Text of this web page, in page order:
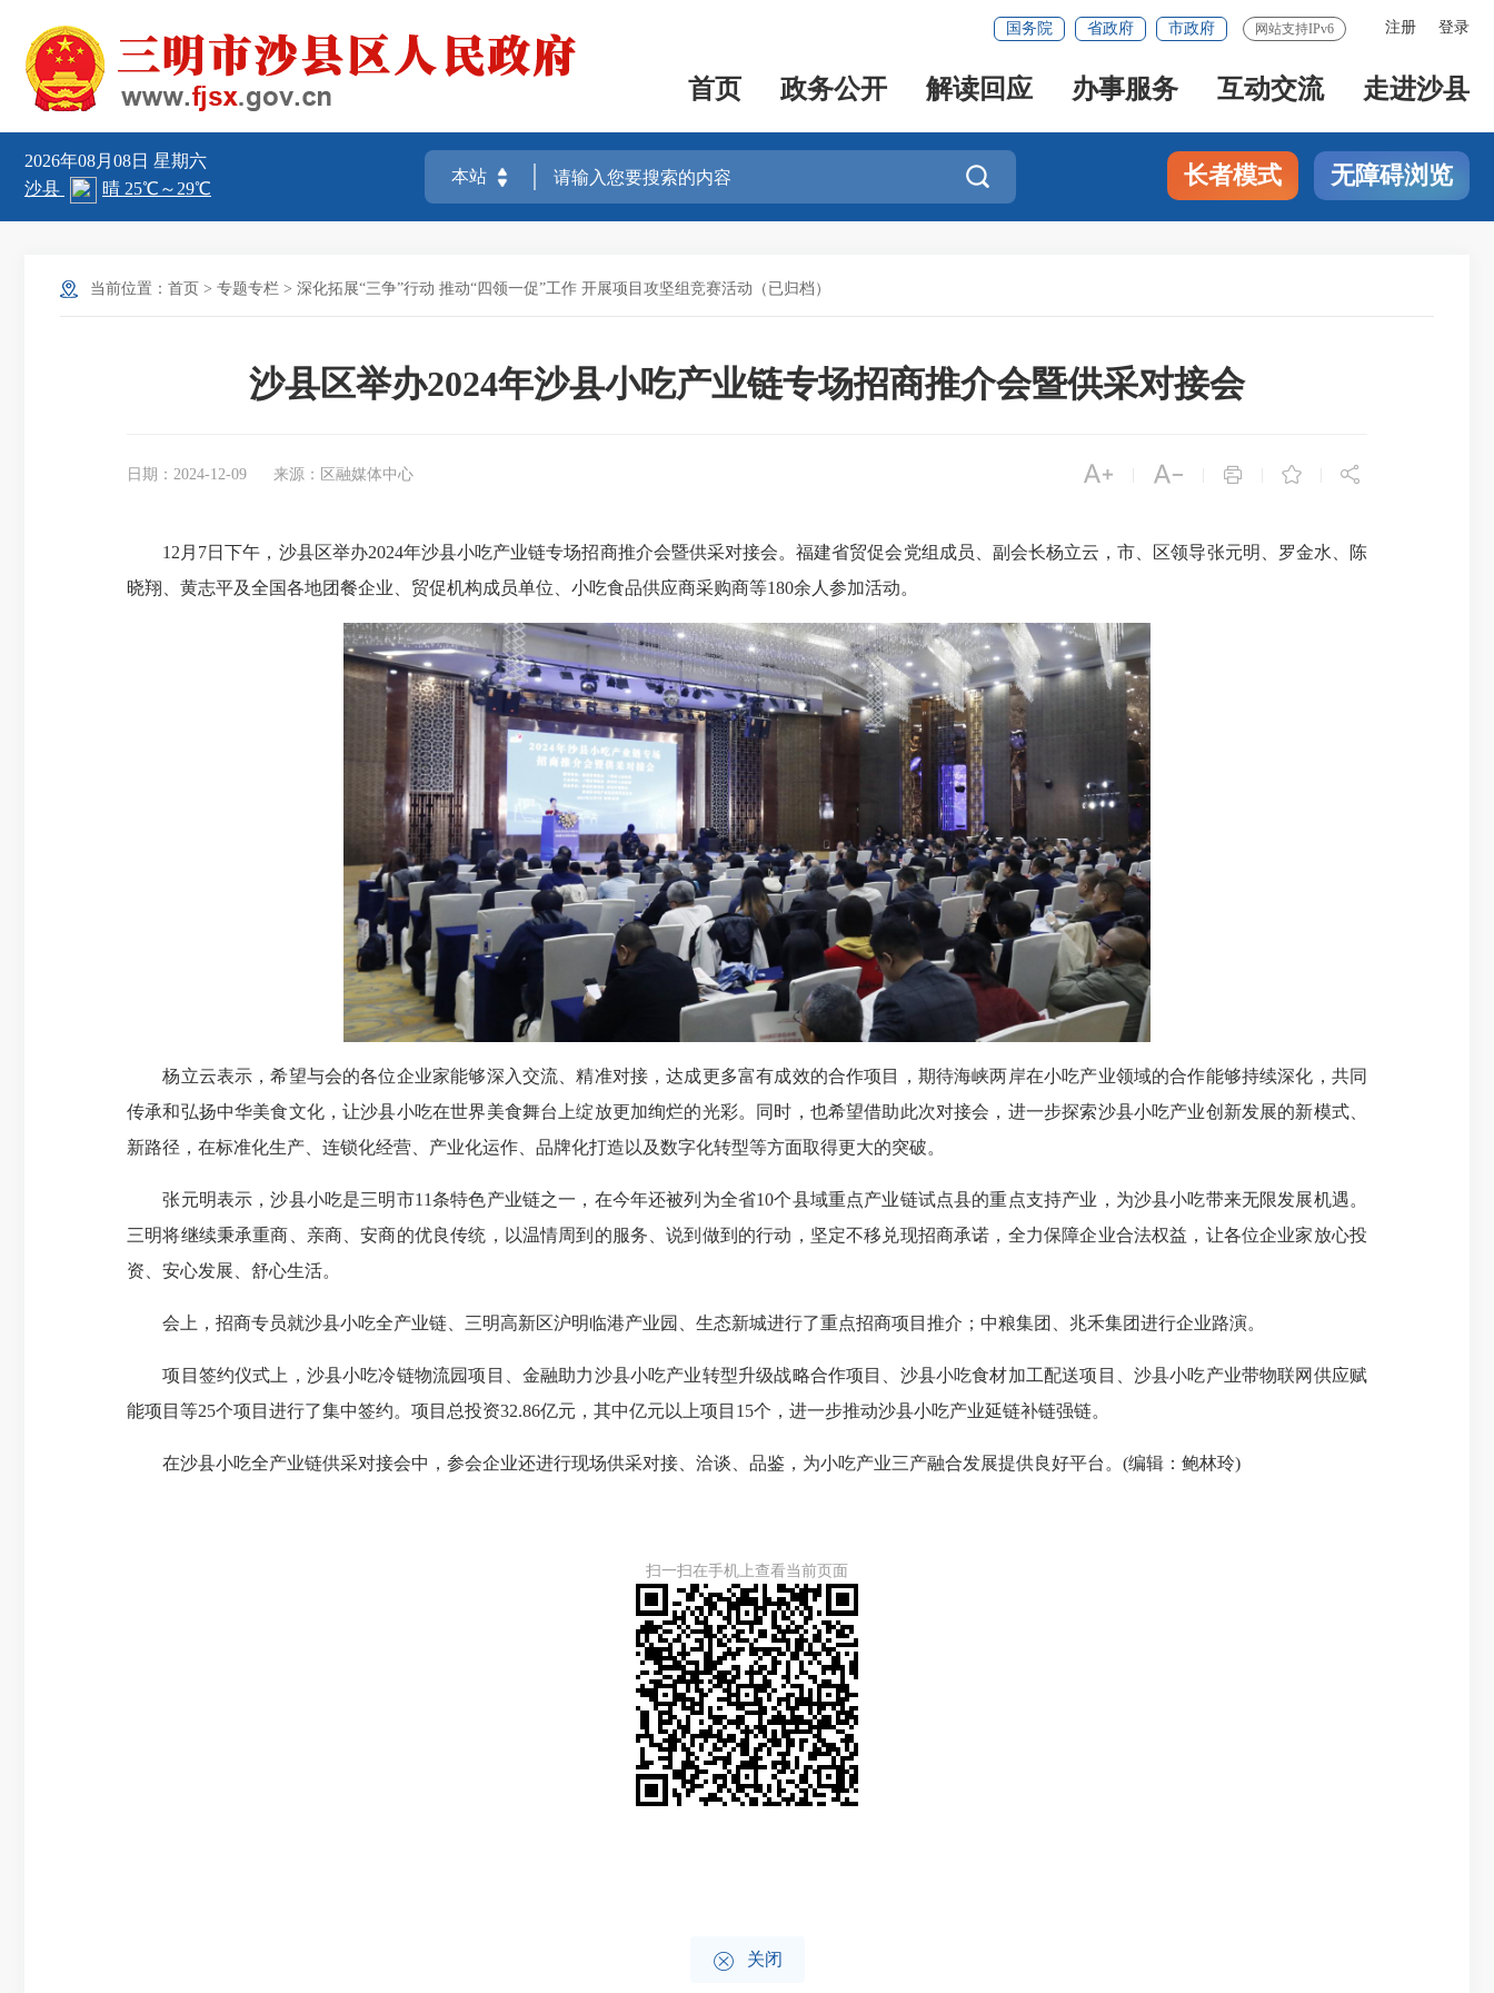
注册 登录
国务院 省政府 市政府 网站支持IPv6
首页 政务公开 解读回应 办事服务 互动交流 走进沙县
2026年08月08日 星期六
 长者模式 无障碍浏览
当前位置： 首页 > 专题专栏 > 深化拓展“三争”行动 推动“四领一促”工作 开展项目攻坚组竞赛活动（已归档）
沙县区举办2024年沙县小吃产业链专场招商推介会暨供采对接会
日期：2024-12-09 来源：区融媒体中心     
12月7日下午，沙县区举办2024年沙县小吃产业链专场招商推介会暨供采对接会。福建省贸促会党组成员、副会长杨立云，市、区领导张元明、罗金水、陈
晓翔、黄志平及全国各地团餐企业、贸促机构成员单位、小吃食品供应商采购商等180余人参加活动。
杨立云表示，希望与会的各位企业家能够深入交流、精准对接，达成更多富有成效的合作项目，期待海峡两岸在小吃产业领域的合作能够持续深化，共同
传承和弘扬中华美食文化，让沙县小吃在世界美食舞台上绽放更加绚烂的光彩。同时，也希望借助此次对接会，进一步探索沙县小吃产业创新发展的新模式、
新路径，在标准化生产、连锁化经营、产业化运作、品牌化打造以及数字化转型等方面取得更大的突破。
张元明表示，沙县小吃是三明市11条特色产业链之一，在今年还被列为全省10个县域重点产业链试点县的重点支持产业，为沙县小吃带来无限发展机遇。
三明将继续秉承重商、亲商、安商的优良传统，以温情周到的服务、说到做到的行动，坚定不移兑现招商承诺，全力保障企业合法权益，让各位企业家放心投
资、安心发展、舒心生活。
会上，招商专员就沙县小吃全产业链、三明高新区沪明临港产业园、生态新城进行了重点招商项目推介；中粮集团、兆禾集团进行企业路演。
项目签约仪式上，沙县小吃冷链物流园项目、金融助力沙县小吃产业转型升级战略合作项目、沙县小吃食材加工配送项目、沙县小吃产业带物联网供应赋
能项目等25个项目进行了集中签约。项目总投资32.86亿元，其中亿元以上项目15个，进一步推动沙县小吃产业延链补链强链。
在沙县小吃全产业链供采对接会中，参会企业还进行现场供采对接、洽谈、品鉴，为小吃产业三产融合发展提供良好平台。(编辑：鲍林玲)
扫一扫在手机上查看当前页面
 关闭